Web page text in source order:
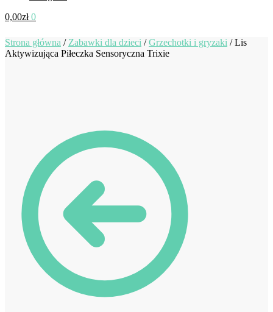
0,00zł 0
Strona główna / Zabawki dla dzieci /Grzechotki i gryzaki /Lis
Aktywizująca Piłeczka Sensoryczna Trixie